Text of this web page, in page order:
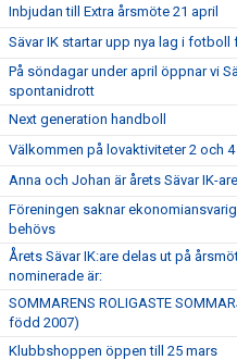
Inbjudan till Extra årsmöte 21 april
Sävar IK startar upp nya lag i
På söndagar under april öppnar vi
spontanidrott
Next generation handboll
Välkommen på lovaktiviteter 2 och
Anna och Johan är årets Sävar IK-are
Föreningen saknar
behövs
Årets Sävar IK:are delas ut på
nominerade är:
SOMMARENS ROLIGASTE
född 2007)
Klubbshoppen öppen till 25 mars